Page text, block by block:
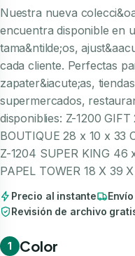
Nuestra nueva
encuentra disponible en
tama&ntilde;os,
cada cliente. Perfectas
zapater&iacute;as,
supermercados,
disponiblies: Z-1200 GIFT
BOUTIQUE 28 x 10 x 33
Z-1204 SUPER KING 46
PAPEL TOWER 18 X 39
Precio al instante
Revisión de archivo
1 Color